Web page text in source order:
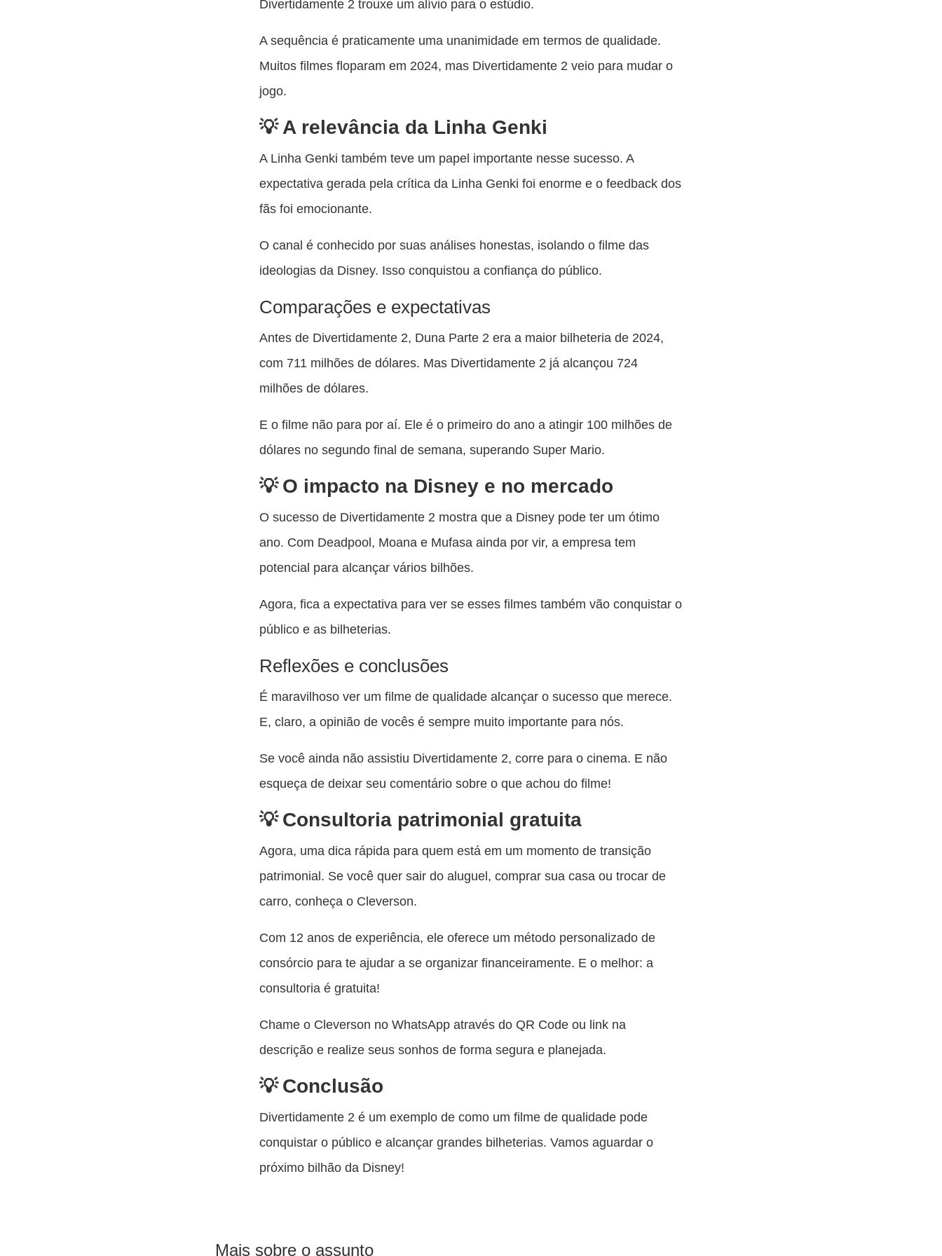
Divertidamente 2 trouxe um alívio para o estúdio.
A sequência é praticamente uma unanimidade em termos de qualidade.
Muitos filmes floparam em 2024, mas Divertidamente 2 veio para mudar o
jogo.
A relevância da Linha Genki
A Linha Genki também teve um papel importante nesse sucesso. A
expectativa gerada pela crítica da Linha Genki foi enorme e o feedback dos
fãs foi emocionante.
O canal é conhecido por suas análises honestas, isolando o filme das
ideologias da Disney. Isso conquistou a confiança do público.
Comparações e expectativas
Antes de Divertidamente 2, Duna Parte 2 era a maior bilheteria de 2024,
com 711 milhões de dólares. Mas Divertidamente 2 já alcançou 724
milhões de dólares.
E o filme não para por aí. Ele é o primeiro do ano a atingir 100 milhões de
dólares no segundo final de semana, superando Super Mario.
O impacto na Disney e no mercado
O sucesso de Divertidamente 2 mostra que a Disney pode ter um ótimo
ano. Com Deadpool, Moana e Mufasa ainda por vir, a empresa tem
potencial para alcançar vários bilhões.
Agora, fica a expectativa para ver se esses filmes também vão conquistar o
público e as bilheterias.
Reflexões e conclusões
É maravilhoso ver um filme de qualidade alcançar o sucesso que merece.
E, claro, a opinião de vocês é sempre muito importante para nós.
Se você ainda não assistiu Divertidamente 2, corre para o cinema. E não
esqueça de deixar seu comentário sobre o que achou do filme!
Consultoria patrimonial gratuita
Agora, uma dica rápida para quem está em um momento de transição
patrimonial. Se você quer sair do aluguel, comprar sua casa ou trocar de
carro, conheça o Cleverson.
Com 12 anos de experiência, ele oferece um método personalizado de
consórcio para te ajudar a se organizar financeiramente. E o melhor: a
consultoria é gratuita!
Chame o Cleverson no WhatsApp através do QR Code ou link na
descrição e realize seus sonhos de forma segura e planejada.
Conclusão
Divertidamente 2 é um exemplo de como um filme de qualidade pode
conquistar o público e alcançar grandes bilheterias. Vamos aguardar o
próximo bilhão da Disney!
Mais sobre o assunto